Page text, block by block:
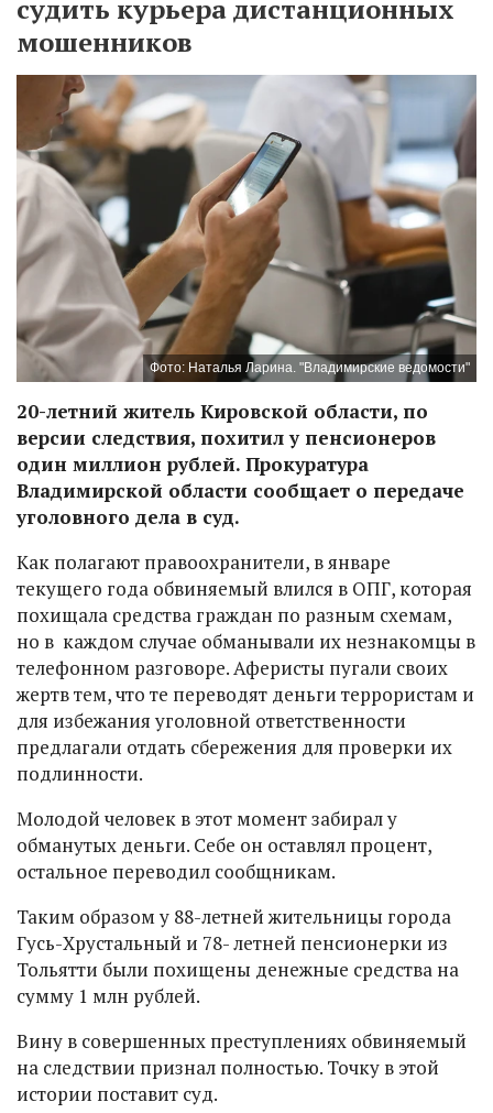
судить курьера дистанционных
мошенников
Фото: Наталья Ларина. "Владимирские ведомости"
20-летний житель Кировской области, по
версии следствия, похитил у пенсионеров
один миллион рублей. Прокуратура
Владимирской области сообщает о передаче
уголовного дела в суд.
Как полагают правоохранители, в январе
текущего года обвиняемый влился в ОПГ, которая
похищала средства граждан по разным схемам,
но в каждом случае обманывали их незнакомцы в
телефонном разговоре. Аферисты пугали своих
жертв тем, что те переводят деньги террористам и
для избежания уголовной ответственности
предлагали отдать сбережения для проверки их
подлинности.
Молодой человек в этот момент забирал у
обманутых деньги. Себе он оставлял процент,
остальное переводил сообщникам.
Таким образом у 88-летней жительницы города
Гусь-Хрустальный и 78- летней пенсионерки из
Тольятти были похищены денежные средства на
сумму 1 млн рублей.
Вину в совершенных преступлениях обвиняемый
на следствии признал полностью. Точку в этой
истории поставит суд.